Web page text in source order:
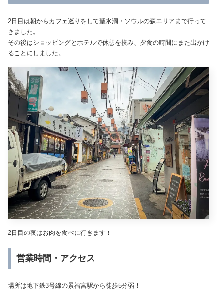
2日目は朝からカフェ巡りをして聖水洞・ソウルの森エリアまで行って
きました。
その後はショッピングとホテルで休憩を挟み、夕食の時間にまた出かけ
ることにしました。
2日目の夜はお肉を食べに行きます！
営業時間・アクセス
場所は地下鉄3号線の景福宮駅から徒歩5分弱！